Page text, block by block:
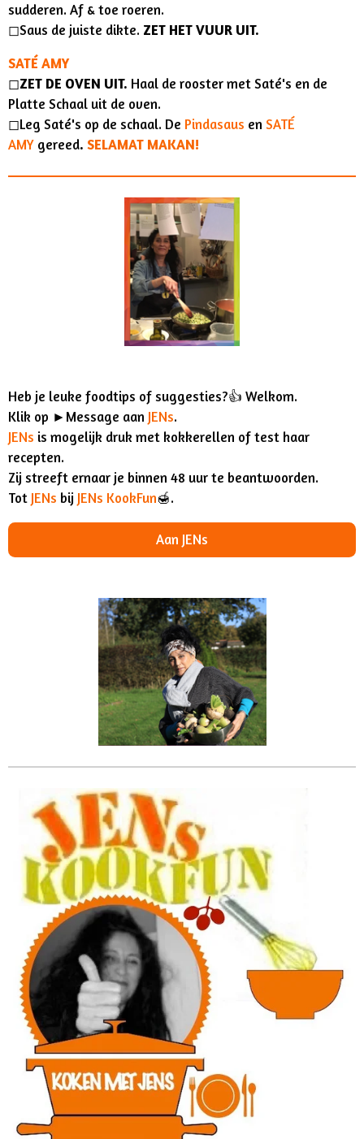
sudderen. Af & toe roeren.
◻︎Saus de juiste dikte. ZET HET VUUR UIT.
SATÉ AMY
◻︎ZET DE OVEN UIT. Haal de rooster met Saté's en de
Platte Schaal uit de oven.
◻︎Leg Saté's op de schaal. De Pindasaus en SATÉ
AMY gereed. SELAMAT MAKAN!
Heb je leuke foodtips of suggesties?👍 Welkom.
Klik op ►Message aan JENs.
JENs is mogelijk druk met kokkerellen of test haar
recepten.
Zij streeft ernaar je binnen 48 uur te beantwoorden.
Tot JENs bij JENs KookFun🍯.
Aan JENs